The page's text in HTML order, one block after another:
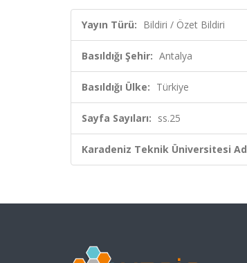
Yayın Türü: Bildiri / Özet Bildiri
Basıldığı Şehir: Antalya
Basıldığı Ülke: Türkiye
Sayfa Sayıları: ss.25
Karadeniz Teknik Üniversitesi